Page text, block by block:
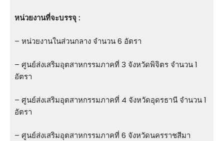
หน่วยงานที่จะบรรจุ :
– หน่วยงานในส่วนกลาง จำนวน 6 อัตรา
– ศูนย์ส่งเสริมอุตสาหกรรมภาคที่ 3 จังหวัดพิจิตร จำนวน 1
อัตรา
– ศูนย์ส่งเสริมอุตสาหกรรมภาคที่ 4 จังหวัดอุดรธานี จำนวน 1
อัตรา
– ศูนย์ส่งเสริมอุตสาหกรรมภาคที่ 6 จังหวัดนครราชสีมา